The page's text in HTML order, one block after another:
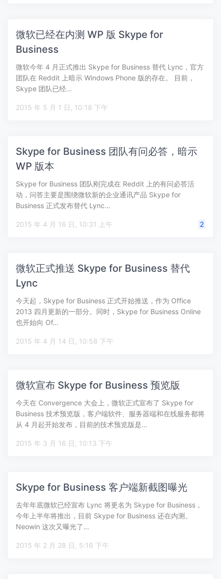
微软已经在内测 WP 版 Skype for
Business
微软今年 4 月正式推出 Skype for Business 替代 Lync，官方
团队在 Reddit 上暗示 Windows Phone 版的存在。 目前，
Skype 团队已经…
2015 年 5 月 1 日, 10:18 下午
Skype for Business 团队有问必答，暗示
WP 版本
Skype for Business 团队刚完成在 Reddit 上的有问必答活
动，问答主要是围绕微软新的企业通讯产品 Skype for
Business 正式发布替代 Lync…
2015 年 4 月 16 日, 10:31 上午 2
微软正式推送 Skype for Business 替代
Lync
今天起，Skype for Business 正式开始推送，作为 Office
2013 四月更新的一部分。同时，Skype for Business Online
也开始向 Of…
2015 年 4 月 14 日, 10:58 下午
微软宣布 Skype for Business 预览版
今天在 Convergence 大会上，微软正式宣布了 Skype for
Business 技术预览版，客户端软件、服务器端和在线服务都将
从 4 月起开始发布，目前的技术预览版是…
2015 年 3 月 16 日, 10:13 下午
Skype for Business 客户端新截图曝光
去年年底微软已经宣布 Lync 将更名为 Skype for Business，
今年上半年将推出，目前 Skype for Business 还在内测。
Neowin 这次又曝光了…
2015 年 2 月 28 日, 5:16 下午